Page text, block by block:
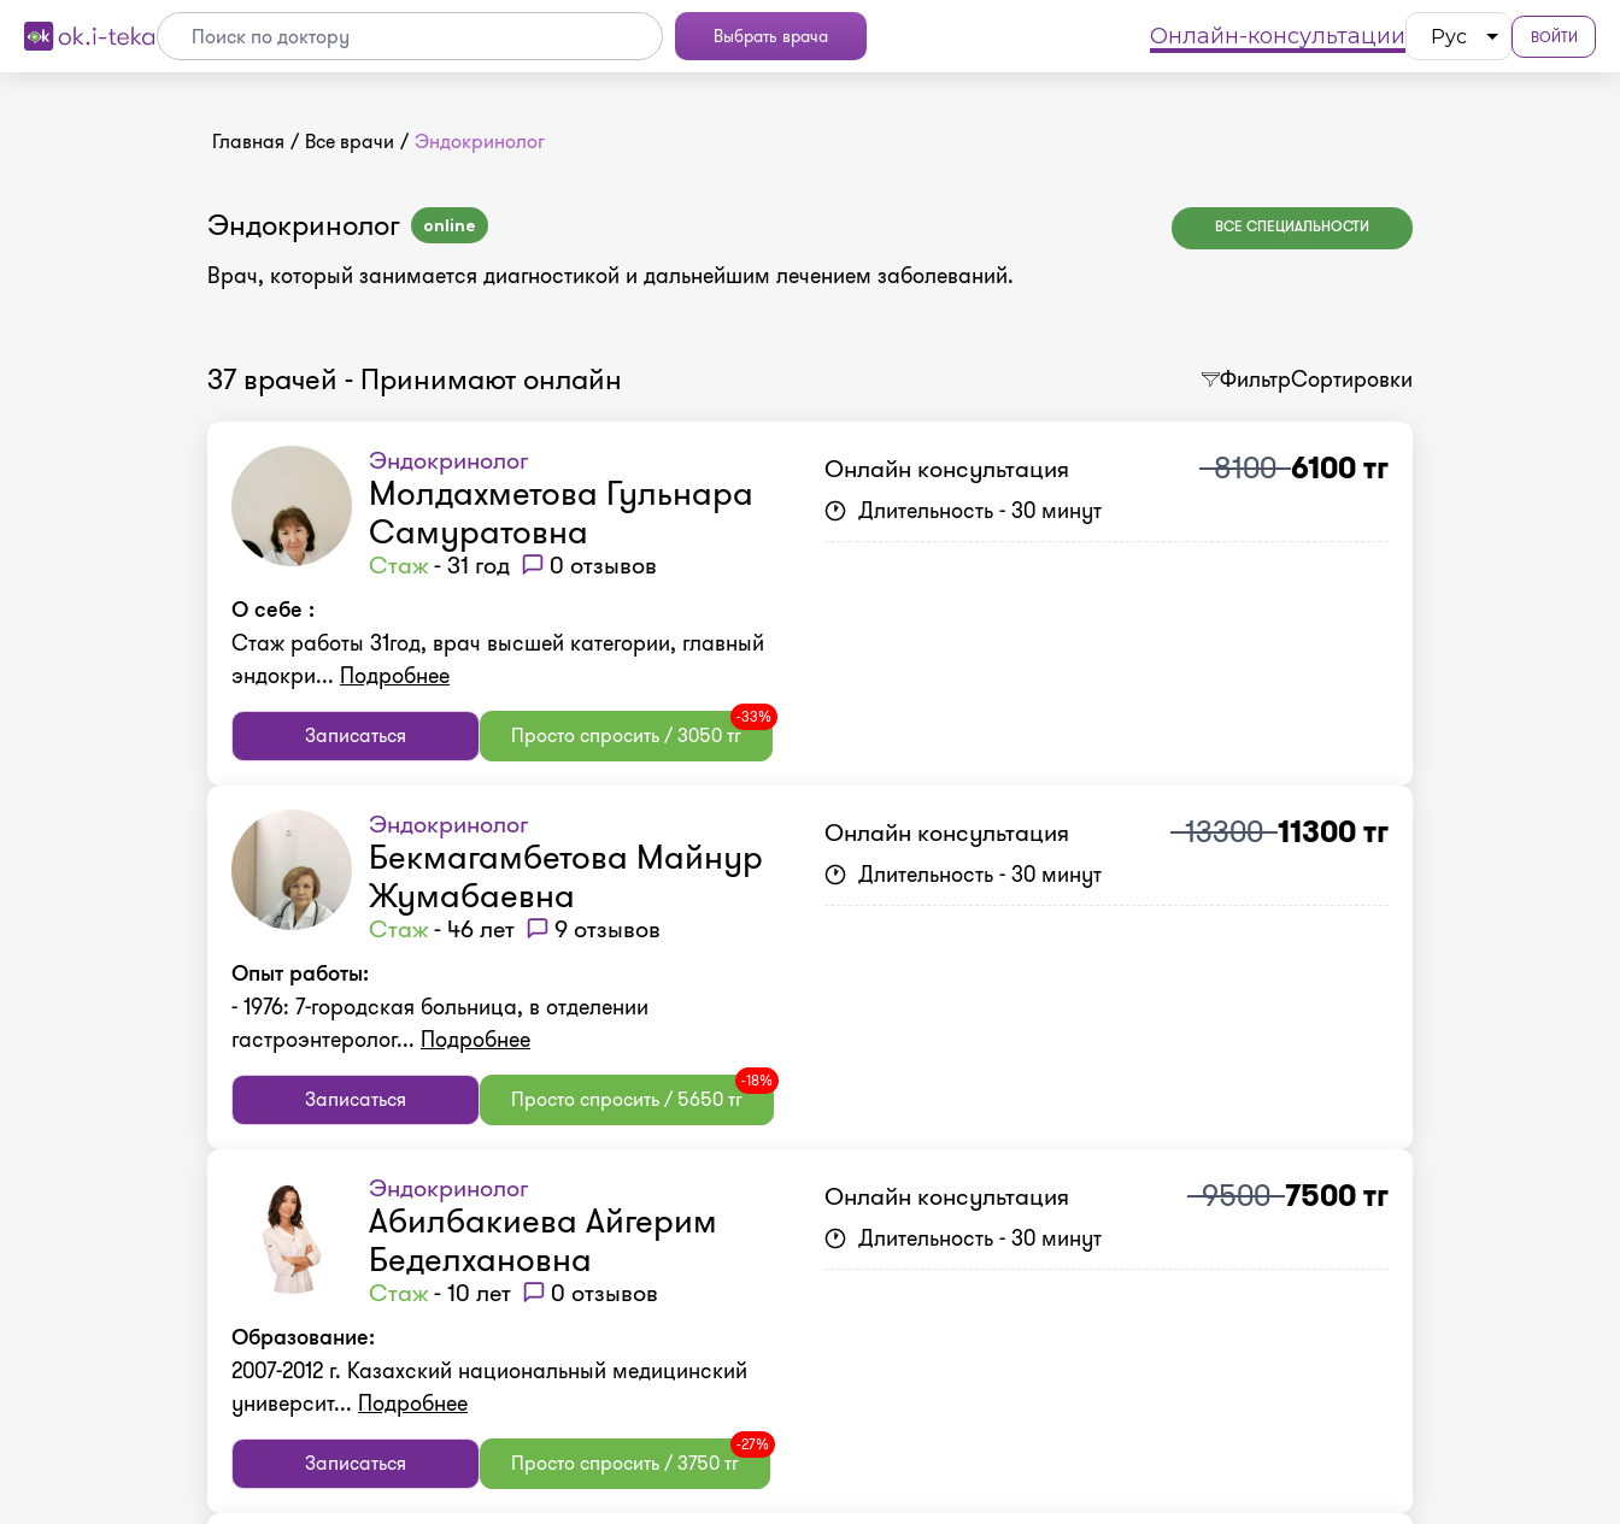
Выбрать врача Онлайн-консультации Рус ВОЙТИ
Главная / Все врачи / Эндокринолог
Эндокринолог online
Врач, который занимается диагностикой и дальнейшим лечением заболеваний.
ВСЕ СПЕЦИАЛЬНОСТИ
37 врачей - Принимают онлайн ФильтрСортировки
Эндокринолог
Молдахметова Гульнара
Самуратовна
Стаж- 31 год 0 отзывов
О себе :
Стаж работы 31год, врач высшей категории, главный
эндокри... Подробнее
Записаться Просто спросить / 3050 тг
-33%
Онлайн консультация 81006100 тг
Длительность - 30 минут
Эндокринолог
Бекмагамбетова Майнур
Жумабаевна
Стаж- 46 лет 9 отзывов
Опыт работы:
- 1976: 7-городская больница, в отделении
гастроэнтеролог... Подробнее
Записаться Просто спросить / 5650 тг
-18%
Онлайн консультация 1330011300 тг
Длительность - 30 минут
Эндокринолог
Абилбакиева Айгерим
Беделхановна
Стаж- 10 лет 0 отзывов
Образование:
2007-2012 г. Казахский национальный медицинский
университ... Подробнее
Записаться Просто спросить / 3750 тг
-27%
Онлайн консультация 95007500 тг
Длительность - 30 минут